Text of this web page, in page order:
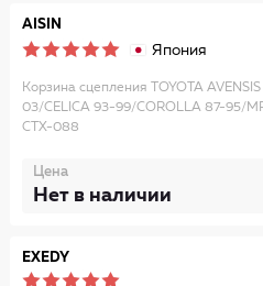
AISIN
Япония
Корзина сцепления TOYOTA
03/CELICA 93-99/COROLLA 87-95/
CTX-088
Цена
Нет в наличии
EXEDY